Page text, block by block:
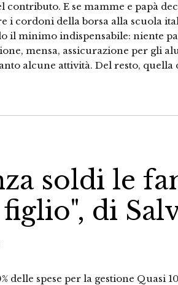
contributo. E se mamme e papà
i cordoni della borsa alla scuola
il minimo indispensabile: niente
mensa, assicurazione per gli
alcune attività. Del resto, quella
soldi le
di
delle spese per la gestione Quasi